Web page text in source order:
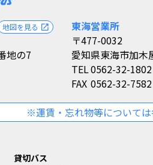
地の7
地図を見る open_in_new
東海営業所
〒477-0032
愛知県東海市加木
TEL0562-32-1802
FAX 0562-32-7582
※運賃・忘れ物等については
貸切バス